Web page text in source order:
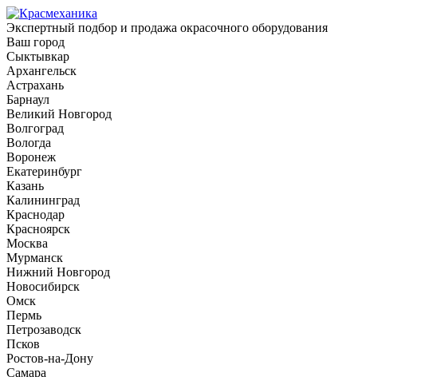
Экспертный подбор и продажа окрасочного оборудования
Ваш город
Сыктывкар
Архангельск
Астрахань
Барнаул
Великий Новгород
Волгоград
Вологда
Воронеж
Екатеринбург
Казань
Калининград
Краснодар
Красноярск
Москва
Мурманск
Нижний Новгород
Новосибирск
Омск
Пермь
Петрозаводск
Псков
Ростов-на-Дону
Самара